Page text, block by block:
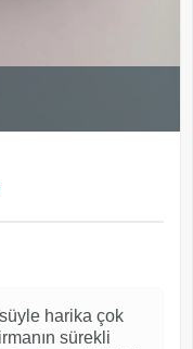
harika çok
sürekli